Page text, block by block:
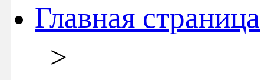
Главная страница
>